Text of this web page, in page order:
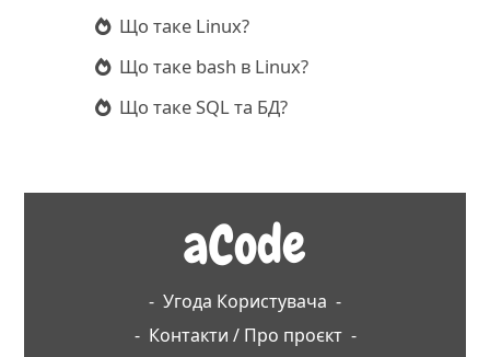
Що таке Linux?
Що таке bash в Linux?
Що таке SQL та БД?
aCode
- Угода Користувача -
- Контакти / Про проєкт -